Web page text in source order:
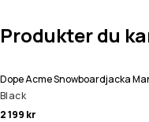
Produkter du
Dope Acme Snowboardjacka
Black
2 199 kr